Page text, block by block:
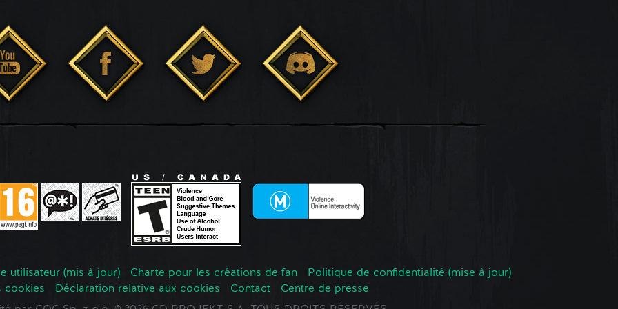
utilisateur (mis à jour) Charte pour les créations de fan
Politique de confidentialité (mise à jour)
cookies
Déclaration relative aux cookies Contact
Centre de presse